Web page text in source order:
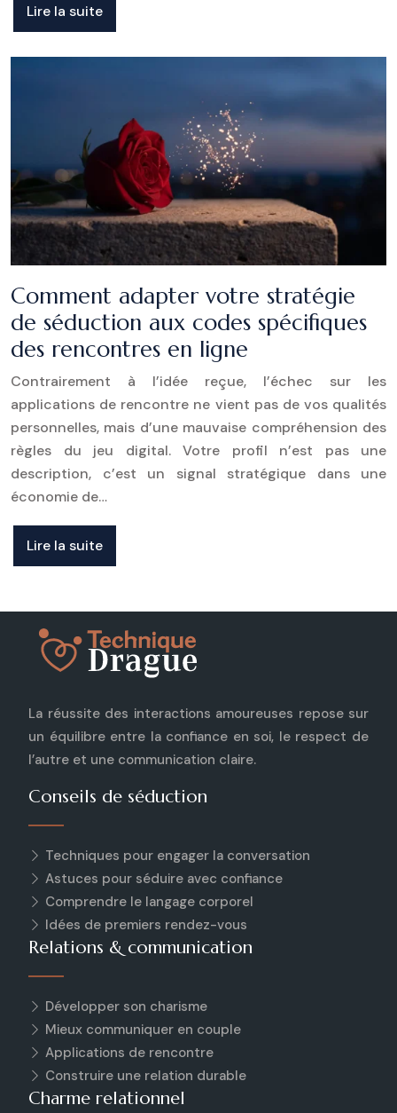
Lire la suite
Comment adapter votre stratégie
de séduction aux codes spécifiques
des rencontres en ligne
Contrairement à l’idée reçue, l’échec sur les
applications de rencontre ne vient pas de vos qualités
personnelles, mais d’une mauvaise compréhension des
règles du jeu digital. Votre profil n’est pas une
description, c’est un signal stratégique dans une
économie de…
Lire la suite
La réussite des interactions amoureuses repose sur
un équilibre entre la confiance en soi, le respect de
l’autre et une communication claire.
Conseils de séduction
Techniques pour engager la conversation
Astuces pour séduire avec confiance
Comprendre le langage corporel
Idées de premiers rendez-vous
Relations & communication
Développer son charisme
Mieux communiquer en couple
Applications de rencontre
Construire une relation durable
Charme relationnel